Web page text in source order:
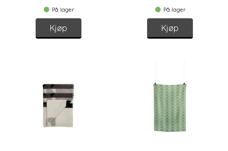
På lager
Kjøp
På lager
Kjøp